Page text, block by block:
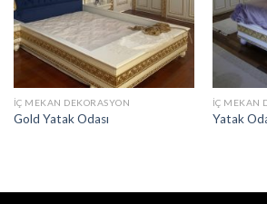
İÇ MEKAN DEKORASYON
Gold Yatak Odası
İÇ MEKAN
Yatak